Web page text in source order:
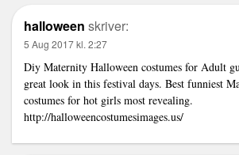
halloween skriver:
5 Aug 2017 kl. 2:27
Diy Maternity Halloween costumes for Adult
great look in this festival days. Best funniest
costumes for hot girls most revealing.
http://halloweencostumesimages.us/